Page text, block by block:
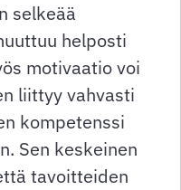
selkeää
helposti
motivaatio voi
liittyy vahvasti
kompetenssi
Sen keskeinen
tavoitteiden